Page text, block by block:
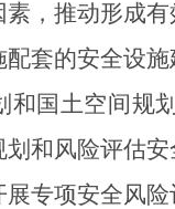
，推动形成
套的安全设
和国土空间规
和风险评估
专项安全风